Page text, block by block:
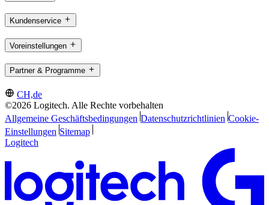
Kundenservice
Voreinstellungen
Partner & Programme
CH,de
©2026 Logitech. Alle Rechte vorbehalten
Allgemeine Geschäftsbedingungen Datenschutzrichtlinien Cookie-
Einstellungen Sitemap
Logitech